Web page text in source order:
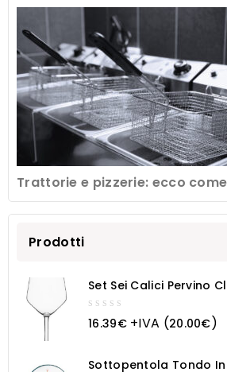
Trattorie e pizzerie: ecco
friggitrice professionale
Prodotti
Set Sei Calici Pervino
out
16.39€+IVA (20.00€)
Sottopentola Tondo